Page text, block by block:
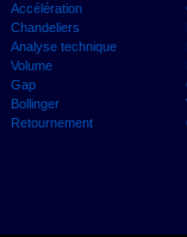
Accélération
Chandeliers
Analyse technique
Volume
Gap
Bollinger
Retournement